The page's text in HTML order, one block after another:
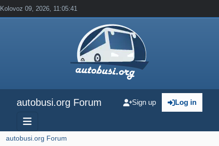
Kolovoz 09, 2026, 11:05:41
autobusi.org Forum Log in
Sign up
autobusi.org Forum